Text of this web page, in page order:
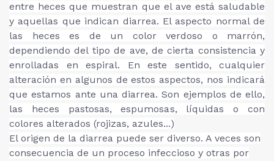
entre heces que muestran que el ave está saludable
y aquellas que indican diarrea. El aspecto normal de
las heces es de un color verdoso o marrón,
dependiendo del tipo de ave, de cierta consistencia y
enrolladas en espiral. En este sentido, cualquier
alteración en algunos de estos aspectos, nos indicará
que estamos ante una diarrea. Son ejemplos de ello,
las heces pastosas, espumosas, líquidas o con
colores alterados (rojizas, azules...)
El origen de la diarrea puede ser diverso. A veces son
consecuencia de un proceso infeccioso y otras por